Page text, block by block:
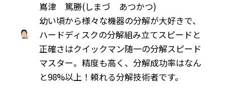
嶌津 篤勝(しまづ あつかつ)
幼い頃から様々な機器の分解が大好きで、
ハードディスクの分解組み立てスピードと
正確さはクイックマン随一の分解スピード
マスター。精度も高く、分解成功率はなん
と98%以上！頼れる分解技術者です。